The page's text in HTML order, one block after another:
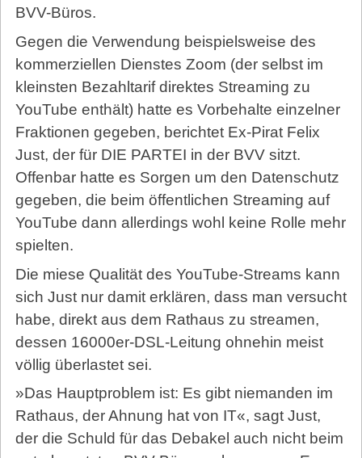
BVV-Büros.
Gegen die Verwendung beispielsweise des
kommerziellen Dienstes Zoom (der selbst im
kleinsten Bezahltarif direktes Streaming zu
YouTube enthält) hatte es Vorbehalte einzelner
Fraktionen gegeben, berichtet Ex-Pirat Felix
Just, der für DIE PARTEI in der BVV sitzt.
Offenbar hatte es Sorgen um den Datenschutz
gegeben, die beim öffentlichen Streaming auf
YouTube dann allerdings wohl keine Rolle mehr
spielten.
Die miese Qualität des YouTube-Streams kann
sich Just nur damit erklären, dass man versucht
habe, direkt aus dem Rathaus zu streamen,
dessen 16000er-DSL-Leitung ohnehin meist
völlig überlastet sei.
»Das Hauptproblem ist: Es gibt niemanden im
Rathaus, der Ahnung hat von IT«, sagt Just,
der die Schuld für das Debakel auch nicht beim